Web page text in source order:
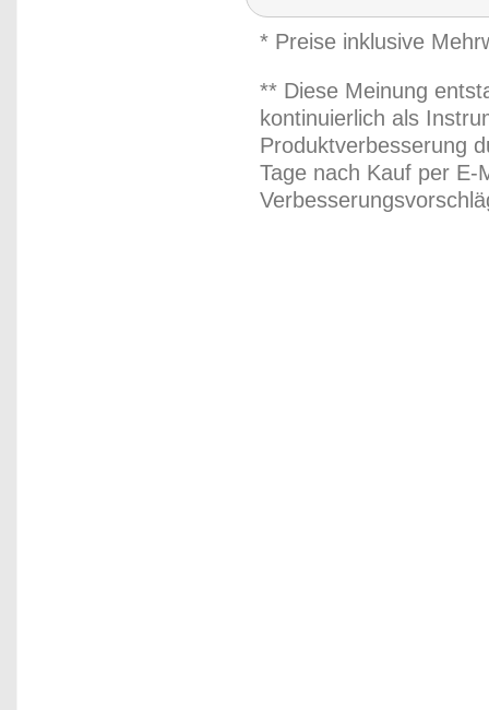
* Preise inklusive
** Diese Meinung
kontinuierlich als
Produktverbesserung
Tage nach Kauf per E-